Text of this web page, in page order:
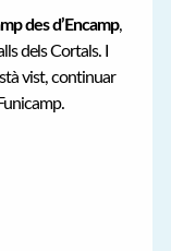
des d’Encamp,
dels Cortals. I
vist, continuar